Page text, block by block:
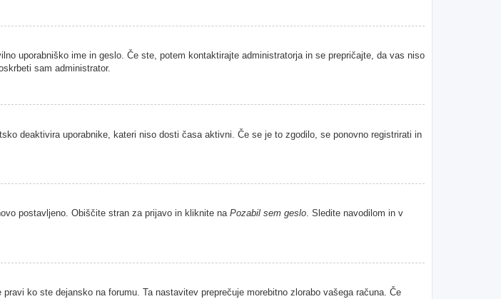
uporabniško ime in geslo. Če ste, potem kontaktirajte administratorja in se prepričajte, da vas niso
sam administrator.
deaktivira uporabnike, kateri niso dosti časa aktivni. Če se je to zgodilo, se ponovno registrirati in
postavljeno. Obiščite stran za prijavo in kliknite na Pozabil sem geslo. Sledite navodilom in v
ko ste dejansko na forumu. Ta nastavitev preprečuje morebitno zlorabo vašega računa. Če